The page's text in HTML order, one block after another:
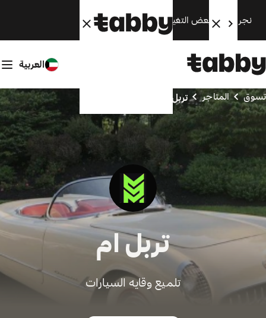
نجري الآن بعض التغييرات. سنعود قريبًا.
العربية
تسوق المتاجر تربل ام
تربل ام
تلميع وقايه السيارات